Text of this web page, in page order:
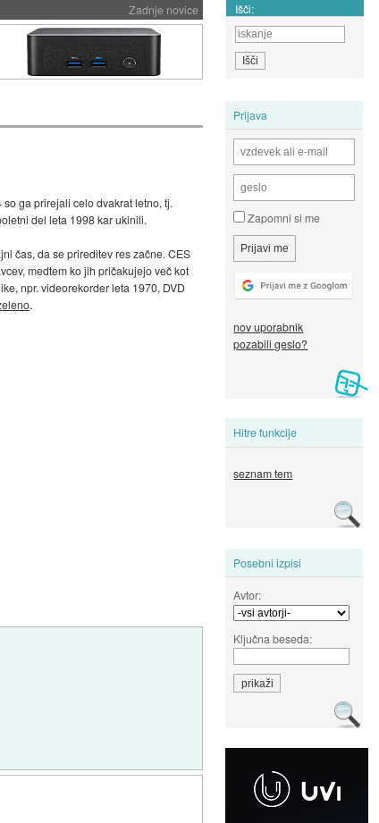
Zadnje novice Išči:
Prijava
Zapomni si me
nov uporabnik
pozabili geslo?
Hitre funkcije
seznam tem
Posebni izpisi
Avtor:
Ključna beseda:
ga prirejali celo dvakrat letno, tj.
del leta 1998 kar ukinili.
čas, da se prireditev res začne. CES
medtem ko jih pričakujejo več kot
npr. videorekorder leta 1970, DVD
.